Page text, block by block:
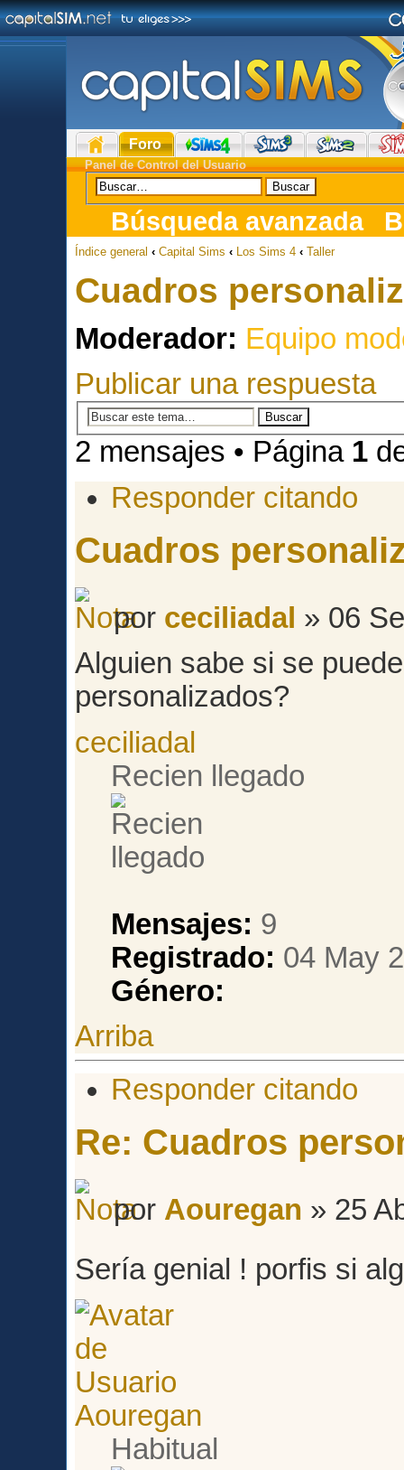
Foro
Panel de Control del Usuario
Búsqueda avanzada
Índice general ‹ Capital Sims ‹ Los Sims 4 ‹ Taller
Cuadros
Moderador: Equipo
Publicar una respuesta
2 mensajes • Página 1
Responder citando
Cuadros
por ceciliadal » 06
Alguien sabe si se
personalizados?
ceciliadal
Recien llegado
Mensajes: 9
Registrado: 04 May
Género:
Arriba
Responder citando
Re: Cuadros
por Aouregan » 25
Sería genial ! porfis si
Aouregan
Habitual